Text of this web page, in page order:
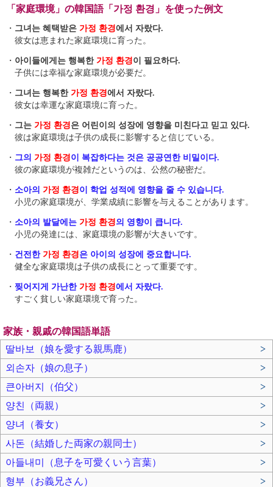
「家庭環境」の韓国語「가정 환경」を使った例文
・ 그녀는 혜택받은 가정 환경에서 자랐다.
彼女は恵まれた家庭環境に育った。
・ 아이들에게는 행복한 가정 환경이 필요하다.
子供には幸福な家庭環境が必要だ。
・ 그녀는 행복한 가정 환경에서 자랐다.
彼女は幸運な家庭環境に育った。
・ 그는 가정 환경은 어린이의 성장에 영향을 미친다고 믿고 있다.
彼は家庭環境は子供の成長に影響すると信じている。
・ 그의 가정 환경이 복잡하다는 것은 공공연한 비밀이다.
彼の家庭環境が複雑だというのは、公然の秘密だ。
・ 소아의 가정 환경이 학업 성적에 영향을 줄 수 있습니다.
小児の家庭環境が、学業成績に影響を与えることがあります。
・ 소아의 발달에는 가정 환경의 영향이 큽니다.
小児の発達には、家庭環境の影響が大きいです。
・ 건전한 가정 환경은 아이의 성장에 중요합니다.
健全な家庭環境は子供の成長にとって重要です。
・ 찢어지게 가난한 가정 환경에서 자랐다.
すごく貧しい家庭環境で育った。
家族・親戚の韓国語単語
딸바보（娘を愛する親馬鹿）
>
외손자（娘の息子）
>
큰아버지（伯父）
>
양친（両親）
>
양녀（養女）
>
사돈（結婚した両家の親同士）
>
아들내미（息子を可愛くいう言葉）
>
형부（お義兄さん）
>